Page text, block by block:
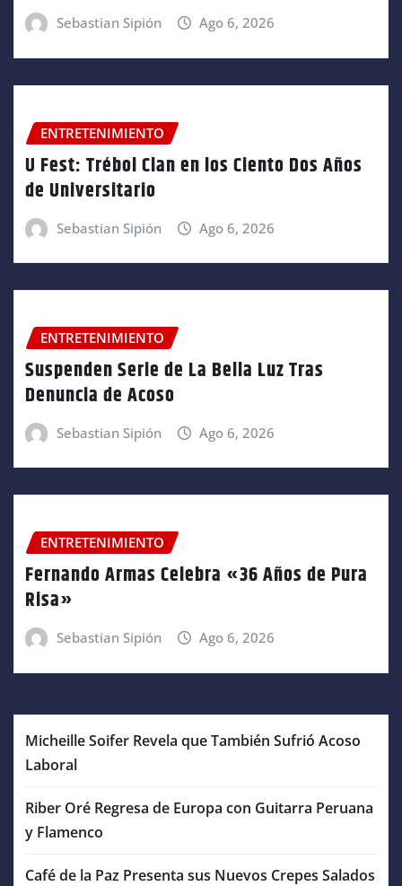
Sebastian Sipión Ago 6, 2026
ENTRETENIMIENTO
U Fest: Trébol Clan en los Ciento Dos Años
de Universitario
Sebastian Sipión Ago 6, 2026
ENTRETENIMIENTO
Suspenden Serie de La Bella Luz Tras
Denuncia de Acoso
Sebastian Sipión Ago 6, 2026
ENTRETENIMIENTO
Fernando Armas Celebra «36 Años de Pura
Risa»
Sebastian Sipión Ago 6, 2026
Micheille Soifer Revela que También Sufrió Acoso
Laboral
Riber Oré Regresa de Europa con Guitarra Peruana
y Flamenco
Café de la Paz Presenta sus Nuevos Crepes Salados